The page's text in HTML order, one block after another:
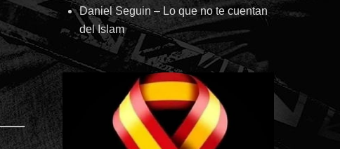
Daniel Seguin – Lo que no te cuentan
del Islam